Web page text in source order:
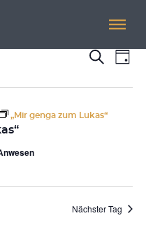
und
Suche
Tag
„Mir genga zum Lukas“
Nächster Tag